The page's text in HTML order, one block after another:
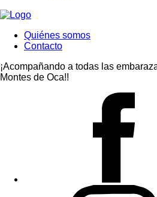
Quiénes somos
Contacto
¡Acompañando a todas las
Montes de Oca!!